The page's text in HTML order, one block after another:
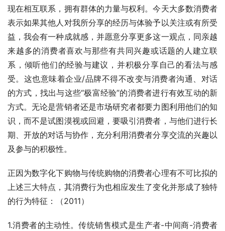
现在相互联系，拥有群体的力量与权利。今天大多数消费者
表示如果其他人对我所分享的经历与体验予以关注或有所受
益，我会有一种成就感，并愿意分享更多这一观点，同亲越
来越多的消费者喜欢与那些有共同兴趣或话题的人建立联
系，倾听他们的经验与建议，并积极分享自己的看法与感
受。这也意味着企业/品牌不得不改变与消费者沟通、对话
的方式，找出与这些“极富经验”的消费者进行有效互动的新
方式。无论是营销者还是市场研究者都要力图利用他们的知
识，而不是试图漠视或回避，要吸引消费者，与他们进行长
期、开放的对话与协作，充分利用消费者分享交流的兴趣以
及参与的积极性。
正因为数字化下购物与传统购物的消费者心理有不可比拟的
上述三大特点，其消费行为也相应发生了变化并形成了独特
的行为特征：（2011）
1.消费者的主动性。传统销售模式是生产者-中间商-消费者